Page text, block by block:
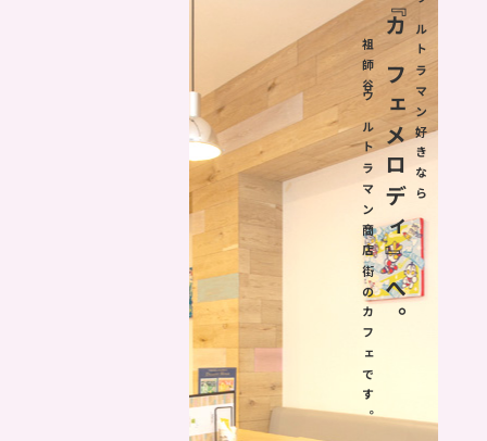
ウルトラマン好きなら
『カフェメロディ』へ。
祖師谷ウルトラマン商店街のカフェです。